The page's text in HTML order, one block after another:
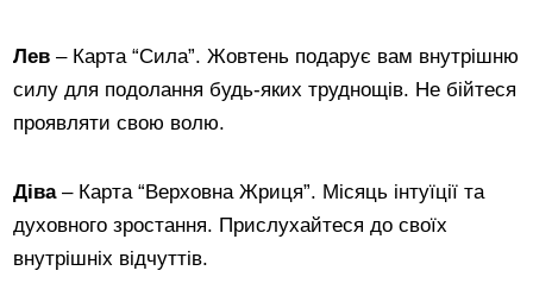
Лев – Карта “Сила”. Жовтень подарує вам внутрішню
силу для подолання будь-яких труднощів. Не бійтеся
проявляти свою волю.
Діва– Карта “Верховна Жриця”. Місяць інтуїції та
духовного зростання. Прислухайтеся до своїх
внутрішніх відчуттів.